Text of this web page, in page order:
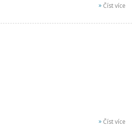
»Číst více
»Číst více